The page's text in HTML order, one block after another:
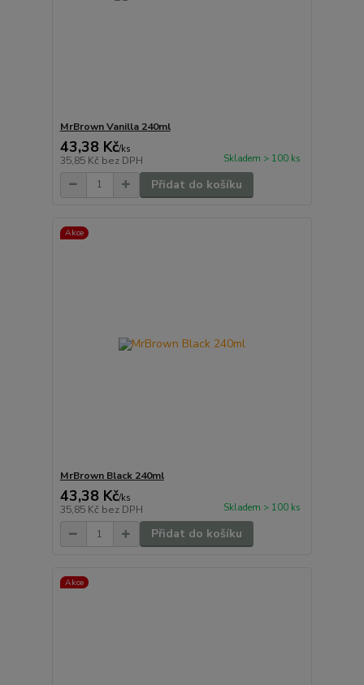
MrBrown Vanilla 240ml
43,38 Kč/ks
35,85 Kč bez DPH Skladem > 100 ks
Přidat do košíku
Akce
MrBrown Black 240ml
43,38 Kč/ks
35,85 Kč bez DPH Skladem > 100 ks
Přidat do košíku
Akce